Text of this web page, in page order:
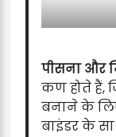
पीसना और
कण होते हैं,
बनाने के
बाइंडर के